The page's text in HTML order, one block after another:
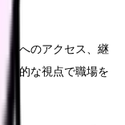
術へのアクセス、継
角的な視点で職場を